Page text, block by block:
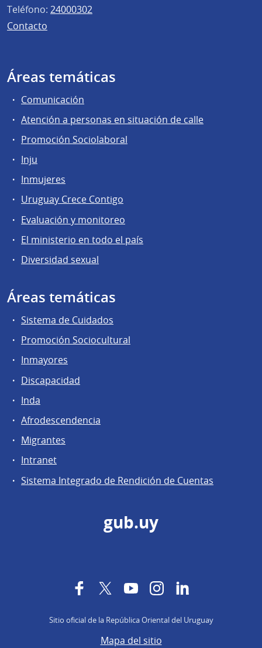
Teléfono: 24000302
Contacto
Áreas temáticas
Comunicación
Atención a personas en situación de calle
Promoción Sociolaboral
Inju
Inmujeres
Uruguay Crece Contigo
Evaluación y monitoreo
El ministerio en todo el país
Diversidad sexual
Áreas temáticas
Sistema de Cuidados
Promoción Sociocultural
Inmayores
Discapacidad
Inda
Afrodescendencia
Migrantes
Intranet
Sistema Integrado de Rendición de Cuentas
gub.uy
FacebookTwitterYouTubeInstagram
Sitio oficial de la República Oriental del Uruguay
Mapa del sitio